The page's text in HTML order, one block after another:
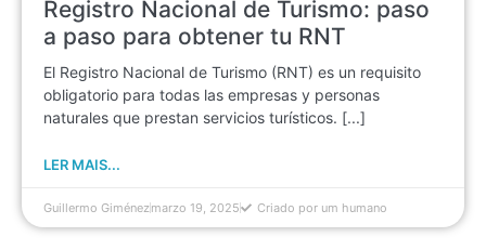
Registro Nacional de Turismo: paso
a paso para obtener tu RNT
El Registro Nacional de Turismo (RNT) es un requisito
obligatorio para todas las empresas y personas
naturales que prestan servicios turísticos. [...]
LER MAIS...
Guillermo Giménez marzo 19, 2025 Criado por um humano